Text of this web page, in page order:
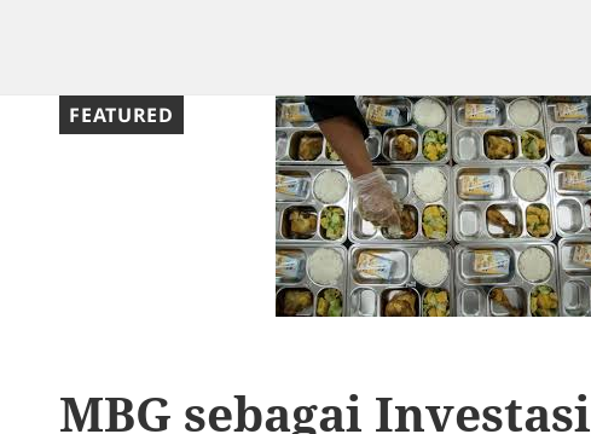
MBG sebagai Investasi
FEATURED